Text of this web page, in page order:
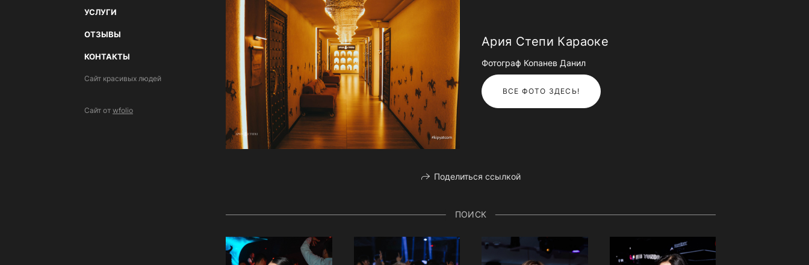
УСЛУГИ
ОТЗЫВЫ
КОНТАКТЫ
Сайт красивых людей
Сайт от wfolio
Ария Степи Караоке
Фотограф Копанев Данил
ВСЕ ФОТО ЗДЕСЬ!
Поделиться ссылкой
ПОИСК